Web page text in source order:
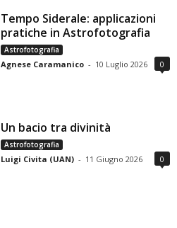
Tempo Siderale: applicazioni
pratiche in Astrofotografia
Astrofotografia
Agnese Caramanico - 10 Luglio 2026 0
Un bacio tra divinità
Astrofotografia
Luigi Civita (UAN) - 11 Giugno 2026 0